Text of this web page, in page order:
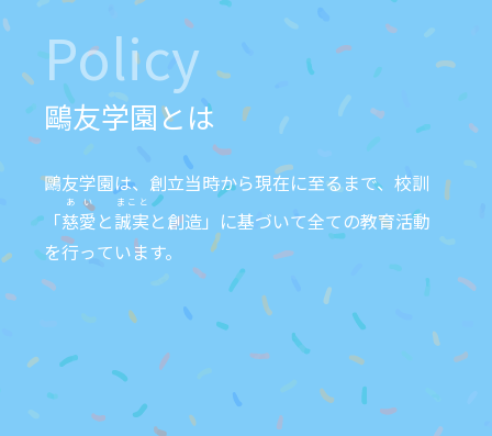
Policy
鷗友学園とは
鷗友学園は、創立当時から現在に至るまで、校訓
「慈愛
あい
と誠実
まこと
と創造」に基づいて全ての教育活動
を行っています。